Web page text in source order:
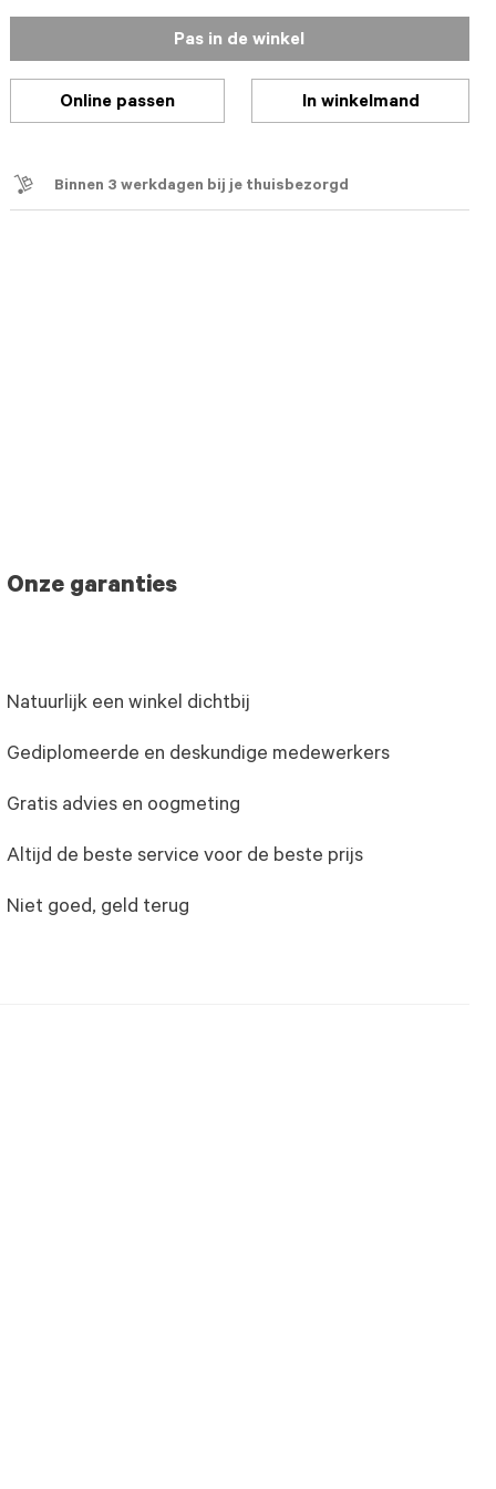
Pas in de winkel
Online passen In winkelmand
Binnen 3 werkdagen bij je thuisbezorgd
Onze garanties
Natuurlijk een winkel dichtbij
Gediplomeerde en deskundige medewerkers
Gratis advies en oogmeting
Altijd de beste service voor de beste prijs
Niet goed, geld terug